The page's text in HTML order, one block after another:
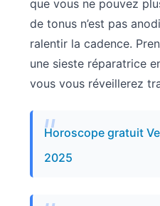
que vous ne pouvez
de tonus n’est pas
ralentir la cadence.
une sieste réparatrice
vous vous réveillerez
Horoscope gratuit
2025